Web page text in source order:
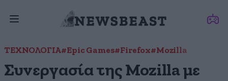
ΤΕΧΝΟΛΟΓΙΑ#Epic Games#Firefox#Mozilla
Συνεργασία της Mozilla με